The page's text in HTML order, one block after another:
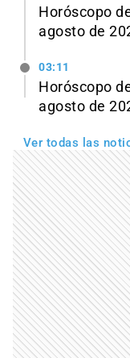
Horóscopo
agosto de
03:11
Horóscopo
agosto de
Ver todas las